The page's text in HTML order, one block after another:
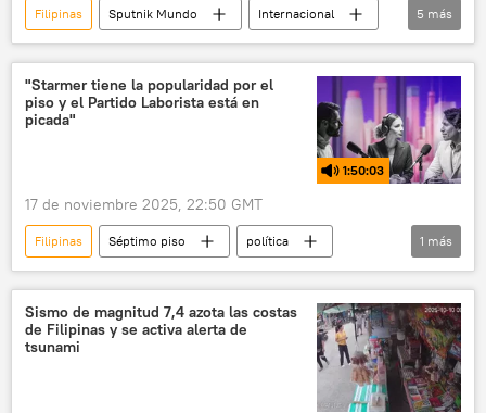
Filipinas Sputnik Mundo
Internacional
Israel
EEUU
Pentágono
Estrecho de Ormuz
📰 Escalada entre EEUU, Israel e Irán
5 más
"Starmer tiene la popularidad por el
piso y el Partido Laborista está en
picada"
1:50:03
17 de noviembre 2025, 22:50 GMT
Filipinas Séptimo piso
política
Keir Starmer
1 más
Sismo de magnitud 7,4 azota las costas
de Filipinas y se activa alerta de
tsunami